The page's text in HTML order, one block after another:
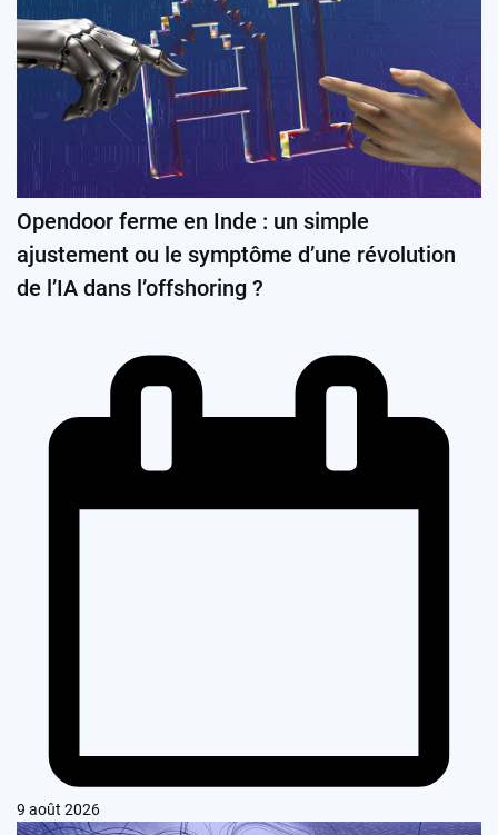
Opendoor ferme en Inde : un simple
ajustement ou le symptôme d’une révolution
de l’IA dans l’offshoring ?
9 août 2026